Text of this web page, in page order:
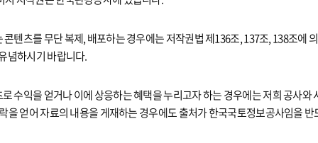
텐츠를 무단 복제, 배포하는 경우에는 저작권법 제136조, 137조, 138조에
념하시기 바랍니다.
수익을 얻거나 이에 상응하는 혜택을 누리고자 하는 경우에는 저희 공사와
을 얻어 자료의 내용을 게재하는 경우에도 출처가 한국국토정보공사임을